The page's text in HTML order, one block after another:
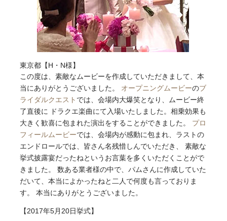
東京都【H・N様】
この度は、素敵なムービーを作成していただきまして、本
当にありがとうございました。 オープニングムービーのブ
ライダルクエスト では、会場内大爆笑となり、ムービー終
了直後に ドラクエ楽曲にて入場いたしました。相乗効果も
大きく歓喜に包まれた演出をすることができました。 プロ
フィールムービーでは、会場内が感動に包まれ、ラストの
エンドロールでは、皆さん名残惜しんでいただき、 素敵な
挙式披露宴だったねというお言葉を多くいただくことがで
きました。 数ある業者様の中で、パムさんに作成していた
だいて、本当によかったねと二人で何度も言っておりま
す。 本当にありがとうございました。
【2017年5月20日挙式】